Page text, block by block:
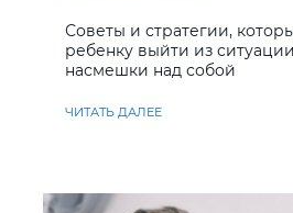
Советы и стратегии,
ребенку выйти из
насмешки над собой
ЧИТАТЬ ДАЛЕЕ